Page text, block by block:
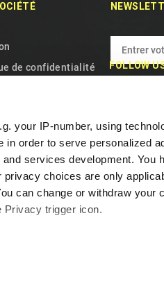
your IP-number, using
order to serve personalized
services development. You
choices are only
can change or withdraw your
Privacy trigger icon.
de confidentialité
relative aux
et retrait
fréquentes
de fidélité
FOLLOW